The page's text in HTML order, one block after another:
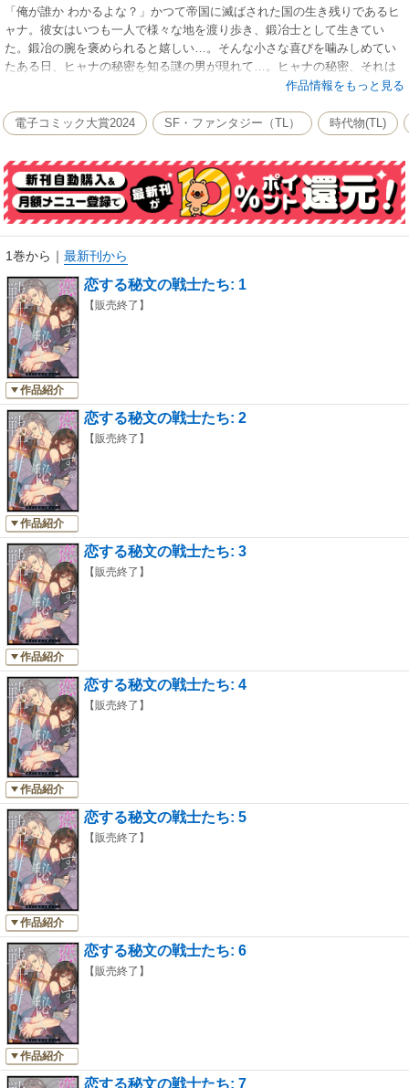
「俺が誰か わかるよな？」かつて帝国に滅ばされた国の生き残りであるヒ
ャナ。彼女はいつも一人で様々な地を渡り歩き、鍛冶士として生きてい
た。鍛冶の腕を褒められると嬉しい…。そんな小さな喜びを噛みしめてい
たある日、ヒャナの秘密を知る謎の男が現れて…。ヒャナの秘密、それは
帝国が狙う秘密の力『炎の秘文（ルーン）』を授かっていたこと。8年前、
敵…そう思っていたけれど、彼はそんな単純なものではなく…？ お互いに
秘密を抱えた二人の出会いから始まる、「戦傑の花嫁」に続くヒストリカ
ルファンタジーTL、待望の第1話!
作品情報をもっと見る
電子コミック大賞2024 SF・ファンタジー（TL） 時代物(TL)
1巻から ｜ 最新刊から
作品紹介
恋する秘文の戦士たち: 1
【販売終了】
作品紹介
恋する秘文の戦士たち: 2
【販売終了】
作品紹介
恋する秘文の戦士たち: 3
【販売終了】
作品紹介
恋する秘文の戦士たち: 4
【販売終了】
作品紹介
恋する秘文の戦士たち: 5
【販売終了】
作品紹介
恋する秘文の戦士たち: 6
【販売終了】
恋する秘文の戦士たち: 7